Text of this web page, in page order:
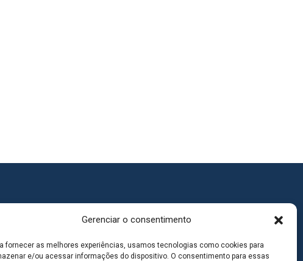
Gerenciar o consentimento
fornecer as melhores experiências, usamos tecnologias como cookies para
e/ou acessar informações do dispositivo. O consentimento para essas